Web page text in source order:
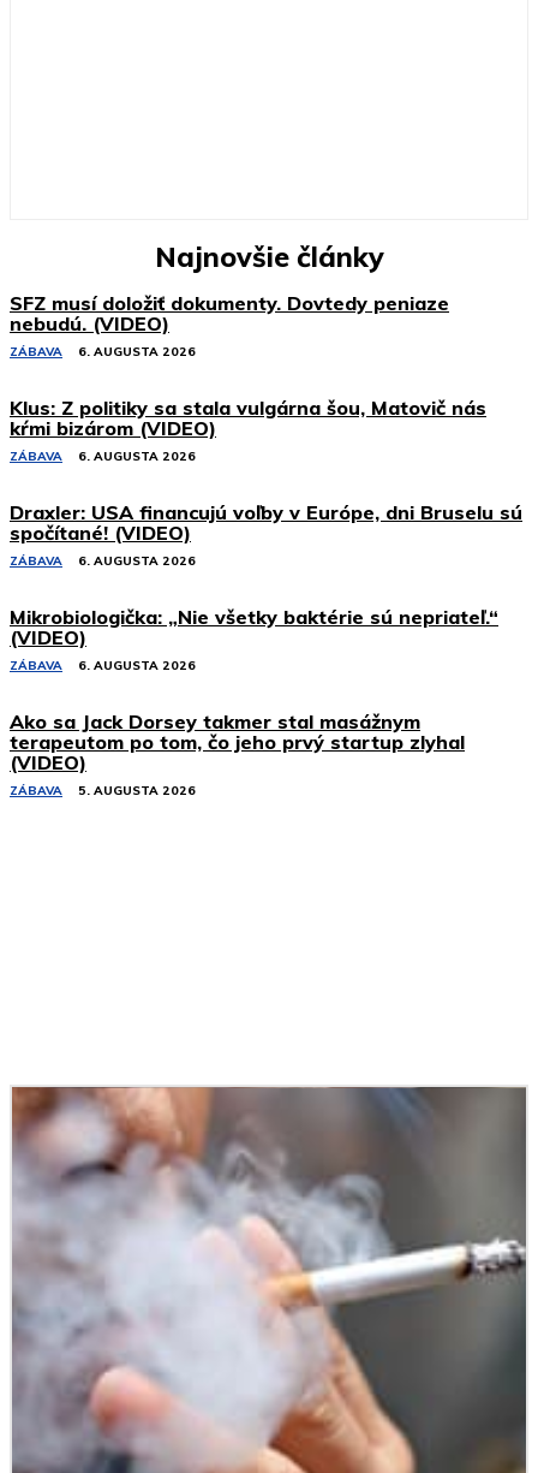
Najnovšie články
SFZ musí doložiť dokumenty. Dovtedy peniaze
nebudú. (VIDEO)
ZÁBAVA 6. AUGUSTA 2026
Klus: Z politiky sa stala vulgárna šou, Matovič nás
kŕmi bizárom (VIDEO)
ZÁBAVA 6. AUGUSTA 2026
Draxler: USA financujú voľby v Európe, dni Bruselu sú
spočítané! (VIDEO)
ZÁBAVA 6. AUGUSTA 2026
Mikrobiologička: „Nie všetky baktérie sú nepriateľ.“
(VIDEO)
ZÁBAVA 6. AUGUSTA 2026
Ako sa Jack Dorsey takmer stal masážnym
terapeutom po tom, čo jeho prvý startup zlyhal
(VIDEO)
ZÁBAVA 5. AUGUSTA 2026